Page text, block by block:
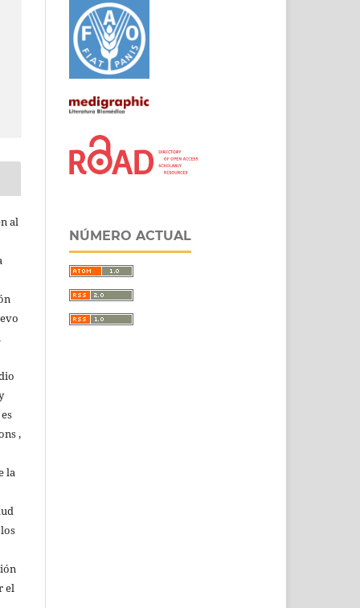
al
,
la
el
NÚMERO ACTUAL